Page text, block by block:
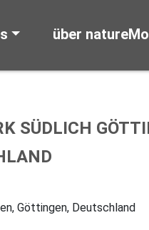
über
SÜDLICH
Göttingen, Deutschland